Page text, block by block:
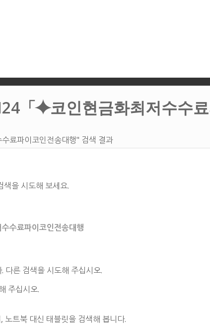
「⯌코인현금화최저수수
료파이코인전송대행" 검색 결과
색을 시도해 보세요.
수료파이코인전송대행
다른 검색을 시도해 주십시오.
주십시오.
노트북 대신 태블릿을 검색해 봅니다.